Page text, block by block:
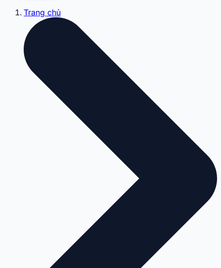
Trang chủ